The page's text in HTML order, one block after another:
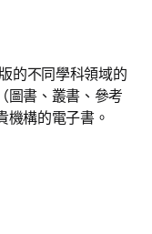
的不同學科領域的
圖書、叢書、參考
機構的電子書。